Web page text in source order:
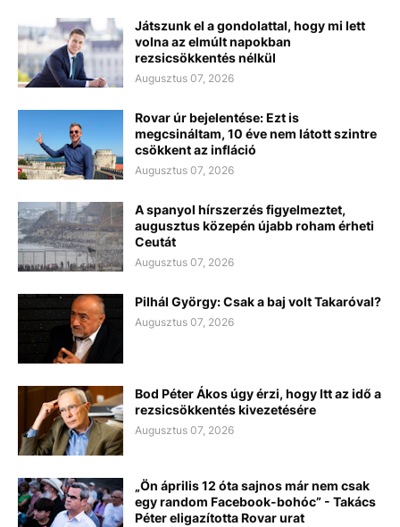
Játszunk el a gondolattal, hogy mi lett
volna az elmúlt napokban
rezsicsökkentés nélkül
Augusztus 07, 2026
Rovar úr bejelentése: Ezt is
megcsináltam, 10 éve nem látott szintre
csökkent az infláció
Augusztus 07, 2026
A spanyol hírszerzés figyelmeztet,
augusztus közepén újabb roham érheti
Ceutát
Augusztus 07, 2026
Pilhál György: Csak a baj volt Takaróval?
Augusztus 07, 2026
Bod Péter Ákos úgy érzi, hogy Itt az idő a
rezsicsökkentés kivezetésére
Augusztus 07, 2026
„Ön április 12 óta sajnos már nem csak
egy random Facebook-bohóc” - Takács
Péter eligazította Rovar urat